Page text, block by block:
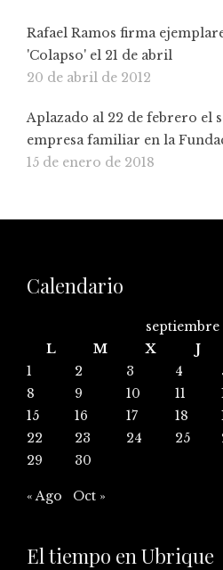
Rafael Ramos firma
'Colapso' el 21 de abril
20 de abril de 2012
Aplazado al 22 de febrero el
empresa familiar en la
15 de enero de 2018
Calendario
septiembre
L
M X J
1
2 3 4
8
9 10 11
15
16 17 18
22
23 24 25
29
30
« Ago Oct »
El tiempo en Ubrique